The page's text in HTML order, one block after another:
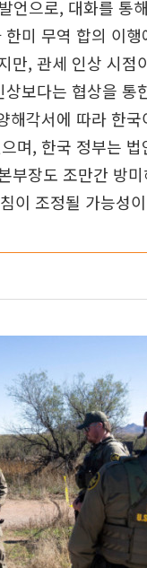
언으로, 대화를 통
미 무역 합의 이
만, 관세 인상 시점
보다는 협상을 통
각서에 따라 한
며, 한국 정부는
부장도 조만간 방
이 조정될 가능성